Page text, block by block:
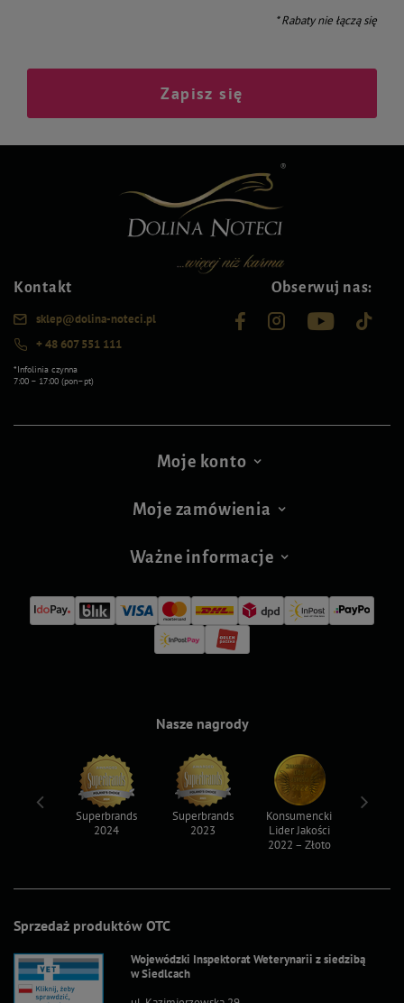
* Rabaty nie łączą się
Zapisz się
Kontakt
sklep@dolina-noteci.pl
+ 48 607 551 111
*Infolinia czynna
7:00 – 17:00 (pon–pt)
Obserwuj nas:
Moje konto
Moje zamówienia
Ważne informacje
Sprzedaż produktów OTC
Wojewódzki Inspektorat Weterynarii z siedzibą
w Siedlcach
Nasze nagrody
Superbrands
2024
Superbrands
2023
Konsumencki
Lider Jakości
2022 – Złoto